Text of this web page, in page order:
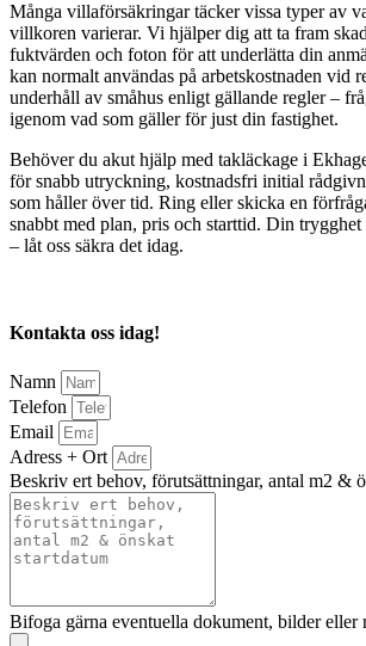
Många villaförsäkringar täcker vissa typer av
villkoren varierar. Vi hjälper dig att ta fram
fuktvärden och foton för att underlätta din
kan normalt användas på arbetskostnaden vid
underhåll av småhus enligt gällande regler –
igenom vad som gäller för just din fastighet.
Behöver du akut hjälp med takläckage i
för snabb utryckning, kostnadsfri initial
som håller över tid. Ring eller skicka en
snabbt med plan, pris och starttid. Din
– låt oss säkra det idag.
Kontakta oss idag!
Namn
Telefon
Email
Adress + Ort
Beskriv ert behov, förutsättningar, antal m2 &
Bifoga gärna eventuella dokument, bilder eller